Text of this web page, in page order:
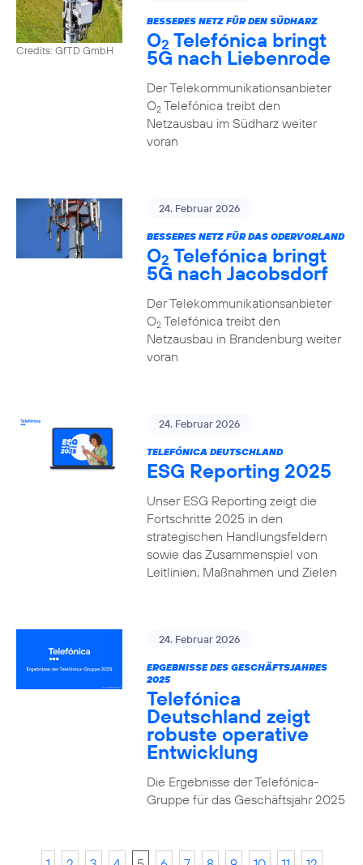
Credits: GfTD GmbH
BESSERES NETZ FÜR DEN SÜDHARZ
O2 Telefónica bringt
5G nach Liebenrode
Der Telekommunikationsanbieter
O2Telefónica treibt den
Netzausbau im Südharz weiter
voran
24. Februar 2026
BESSERES NETZ FÜR DAS ODERVORLAND
O2 Telefónica bringt
5G nach Jacobsdorf
Der Telekommunikationsanbieter
O2Telefónica treibt den
Netzausbau in Brandenburg weiter
voran
24. Februar 2026
TELEFÓNICA DEUTSCHLAND
ESG Reporting 2025
Unser ESG Reporting zeigt die
Fortschritte 2025 in den
strategischen Handlungsfeldern
sowie das Zusammenspiel von
Leitlinien, Maßnahmen und Zielen
24. Februar 2026
ERGEBNISSE DES GESCHÄFTSJAHRES
2025
Telefónica
Deutschland zeigt
robuste operative
Entwicklung
Die Ergebnisse der Telefónica-
Gruppe für das Geschäftsjahr 2025